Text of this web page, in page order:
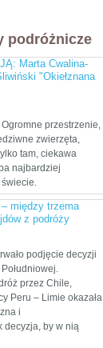
koncie mają już
wyprawy, a teraz
się do
Tym razem
przejechać
i wszerz w
dwumiesięcznej
podróżnicze
Marta Cwalina-
"Okiełznana
przestrzenie,
zwierzęta,
tam, ciekawa
najbardziej
między trzema
z podróży
podjęcie decyzji
przez Chile,
Peru – Limie okazała
i
decyzja, by w nią